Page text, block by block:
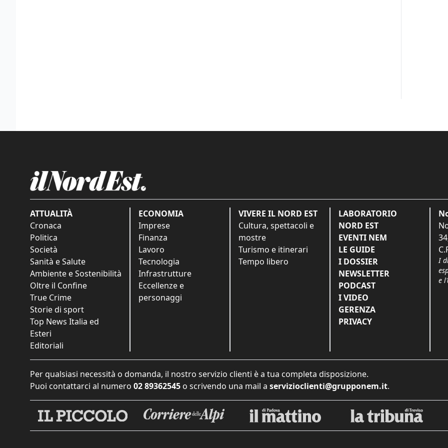
ATTUALITÀ
Cronaca
Politica
Società
Sanità e Salute
Ambiente e Sostenibilità
Oltre il Confine
True Crime
Storie di sport
Top News Italia ed
Esteri
Editoriali
ECONOMIA
Imprese
Finanza
Lavoro
Tecnologia
Infrastrutture
Eccellenze e
personaggi
VIVERE IL NORD EST
Cultura, spettacoli e
mostre
Turismo e itinerari
Tempo libero
LABORATORIO
NORD EST
EVENTI NEM
LE GUIDE
I DOSSIER
NEWSLETTER
PODCAST
I VIDEO
GERENZA
PRIVACY
I
e
Per qualsiasi necessità o domanda, il nostro servizio clienti è a tua completa disposizione.
Puoi contattarci al numero 02 89362545 o scrivendo una mail a servizioclienti@grupponem.it.